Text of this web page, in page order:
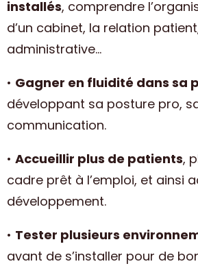
installés, comprendre
d’un cabinet, la relation
administrative…
• Gagner en fluidité dans sa
développant sa posture pro,
communication.
• Accueillir plus de patients,
cadre prêt à l’emploi, et ainsi
développement.
• Tester plusieurs
avant de s’installer pour de